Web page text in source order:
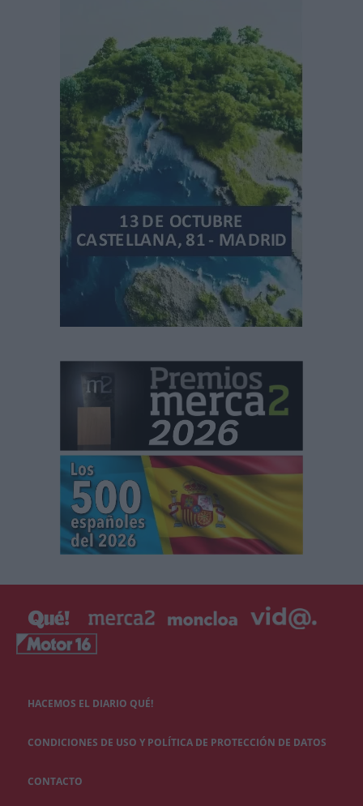
HACEMOS EL DIARIO QUÉ!
CONDICIONES DE USO Y POLÍTICA DE PROTECCIÓN DE DATOS
CONTACTO